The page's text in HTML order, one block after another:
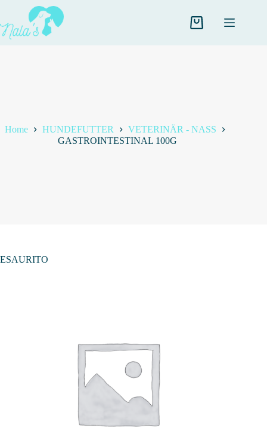
contenuto
Carrello
Home HUNDEFUTTER
VETERINÄR - NASS
GASTROINTESTINAL 100G
ESAURITO